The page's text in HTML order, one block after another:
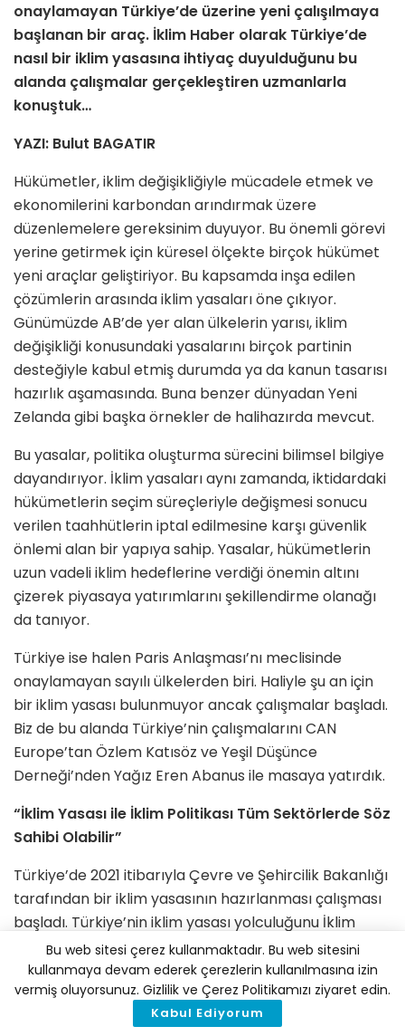
onaylamayan Türkiye’de üzerine yeni çalışılmaya
başlanan bir araç. İklim Haber olarak Türkiye’de
nasıl bir iklim yasasına ihtiyaç duyulduğunu bu
alanda çalışmalar gerçekleştiren uzmanlarla
konuştuk…
YAZI: Bulut BAGATIR
Hükümetler, iklim değişikliğiyle mücadele etmek ve
ekonomilerini karbondan arındırmak üzere
düzenlemelere gereksinim duyuyor. Bu önemli görevi
yerine getirmek için küresel ölçekte birçok hükümet
yeni araçlar geliştiriyor. Bu kapsamda inşa edilen
çözümlerin arasında iklim yasaları öne çıkıyor.
Günümüzde AB’de yer alan ülkelerin yarısı, iklim
değişikliği konusundaki yasalarını birçok partinin
desteğiyle kabul etmiş durumda ya da kanun tasarısı
hazırlık aşamasında. Buna benzer dünyadan Yeni
Zelanda gibi başka örnekler de halihazırda mevcut.
Bu yasalar, politika oluşturma sürecini bilimsel bilgiye
dayandırıyor. İklim yasaları aynı zamanda, iktidardaki
hükümetlerin seçim süreçleriyle değişmesi sonucu
verilen taahhütlerin iptal edilmesine karşı güvenlik
önlemi alan bir yapıya sahip. Yasalar, hükümetlerin
uzun vadeli iklim hedeflerine verdiği önemin altını
çizerek piyasaya yatırımlarını şekillendirme olanağı
da tanıyor.
Türkiye ise halen Paris Anlaşması’nı meclisinde
onaylamayan sayılı ülkelerden biri. Haliyle şu an için
bir iklim yasası bulunmuyor ancak çalışmalar başladı.
Biz de bu alanda Türkiye’nin çalışmalarını CAN
Europe’tan Özlem Katısöz ve Yeşil Düşünce
Derneği’nden Yağız Eren Abanus ile masaya yatırdık.
“İklim Yasası ile İklim Politikası Tüm Sektörlerde Söz
Sahibi Olabilir”
Türkiye’de 2021 itibarıyla Çevre ve Şehircilik Bakanlığı
tarafından bir iklim yasasının hazırlanması çalışması
başladı. Türkiye’nin iklim yasası yolculuğunu İklim
Haber için değerlendiren CAN Europe’tan Özlem
Katısöz, iklim yasalarının hükümetlerin iklim politika
ve programlarını uygulamasını sağlayacak yasal bir
çerçeve sunduğunu belirtiyor ve ekliyor: “Bununla
Bu web sitesi çerez kullanmaktadır. Bu web sitesini
kullanmaya devam ederek çerezlerin kullanılmasına izin
vermiş oluyorsunuz. Gizlilik ve Çerez Politikamızı ziyaret edin.
Kabul Ediyorum